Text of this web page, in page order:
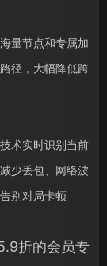
量节点和专属加
径，大幅降低跨
术实时识别当前
少丢包、网络波
别对局卡顿
折的会员专